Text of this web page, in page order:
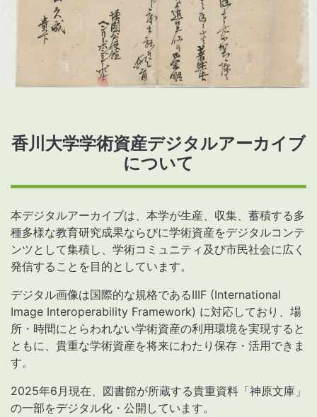
香川大学学術資産デジタルアーカイブ
について
本デジタルアーカイブは、本学が生産、収集、蓄積する多
種多様な教育研究成果ならびに学術資産をデジタルコンテ
ンツとして集積し、学術コミュニティ及び市民社会に広く
発信することを目的としています。
デジタル画像は国際的な規格であるIIIF (International
Image Interoperability Framework) に対応しており、場
所・時間にとらわれない学術資産の利用環境を実現すると
ともに、貴重な学術資産を将来にわたり保存・活用できま
す。
2025年6月現在、図書館が所蔵する貴重資料「神原文庫」
の一部をデジタル化・公開しています。